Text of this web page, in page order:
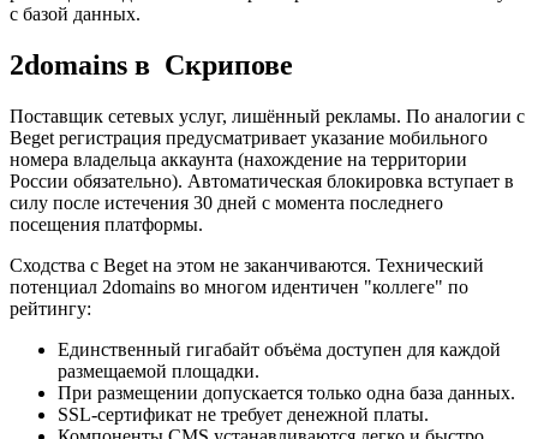
с базой данных.
2domains в Скрипове
Поставщик сетевых услуг, лишённый рекламы. По аналогии с
Beget регистрация предусматривает указание мобильного
номера владельца аккаунта (нахождение на территории
России обязательно). Автоматическая блокировка вступает в
силу после истечения 30 дней с момента последнего
посещения платформы.
Сходства с Beget на этом не заканчиваются. Технический
потенциал 2domains во многом идентичен "коллеге" по
рейтингу:
Единственный гигабайт объёма доступен для каждой
размещаемой площадки.
При размещении допускается только одна база данных.
SSL-сертификат не требует денежной платы.